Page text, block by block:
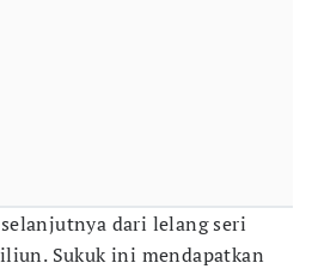
dari lelang seri
Sukuk ini mendapatkan